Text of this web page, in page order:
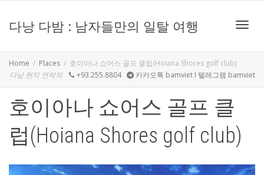
다낭 다밤 : 남자들만의 일탈 여행
Home Places
호이아나 쇼어스 골프 클럽(Hoiana Shores golf club)
다낭 현지 연락처
+93.255.8804 카카오톡 bamviet I 텔레그램 bamviet
호이아나 쇼어스 골프 클
럽(Hoiana Shores golf club)